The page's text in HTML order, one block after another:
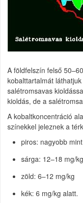
A földfelszín felső
kobalttartalmát
salétromsavas
kioldás, de a
A kobaltkoncentráció
színekkel jeleznek a
piros: nagyobb
sárga: 12–18 mg/kg
zöld: 6–12 mg/kg
kék: 6 mg/kg alatt.